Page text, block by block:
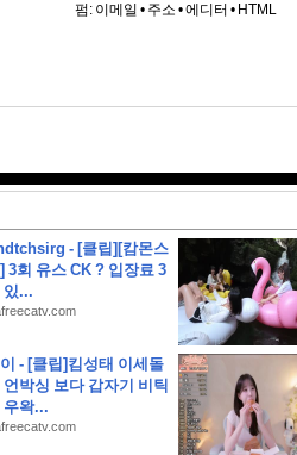
는?
펌: 이메일 • 주소 •에디터 • HTML
- [클립][캄몬스
3회 유스 CK ? 입장료 3
있...
- [클립]킴성태 이세돌
언박싱 보다 갑자기 비틱
우왁...